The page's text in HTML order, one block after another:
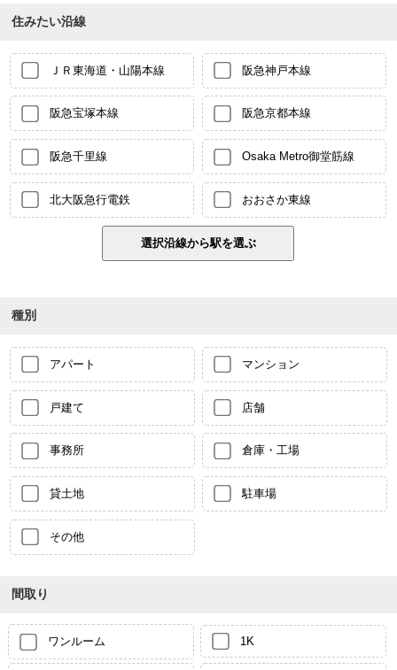
住みたい沿線
ＪＲ東海道・山陽本線 阪急神戸本線
阪急宝塚本線 阪急京都本線
阪急千里線 Osaka Metro御堂筋線
北大阪急行電鉄 おおさか東線
種別
アパート マンション
戸建て 店舗
事務所 倉庫・工場
貸土地 駐車場
その他
間取り
ワンルーム 1K